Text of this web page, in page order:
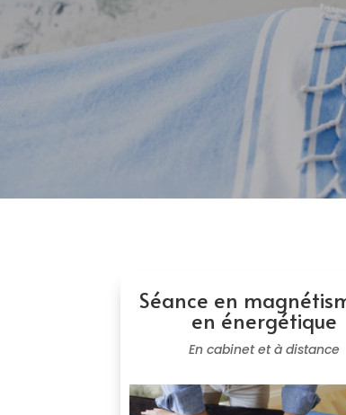
Séance en
en énergétique
En cabinet et à distance